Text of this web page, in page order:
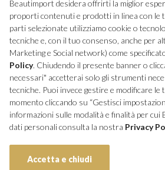
Tel. 051 7094611
P.IVA 04270380373
Privacy policy
Cookie Policy
Beautimport desidera offrirti la miglior
proporti contenuti e prodotti in linea con le
parti selezionate utilizziamo cookie o
tecniche e, con il tuo consenso, anche per
Marketing e Social network) come
Policy. Chiudendo il presente banner o
necessari" accetterai solo gli strumenti
tecniche. Puoi invece gestire e modificare
momento cliccando su “Gestisci
informazioni sulle modalità e finalità per
dati personali consulta la nostra Privacy
Accetta e chiudi